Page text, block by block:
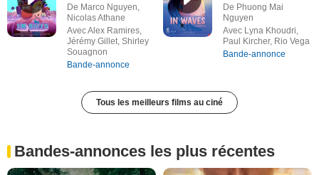
De Marco Nguyen,
Nicolas Athane
Avec Alex Ramires,
Jérémy Gillet, Shirley
Souagnon
Bande-annonce
De Phuong Mai
Nguyen
Avec Lyna Khoudri,
Paul Kircher, Rio Vega
Bande-annonce
Tous les meilleurs films au ciné
Bandes-annonces les plus récentes